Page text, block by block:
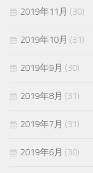
2019年11月 (30)
2019年10月 (31)
2019年9月 (30)
2019年8月 (31)
2019年7月 (31)
2019年6月 (30)